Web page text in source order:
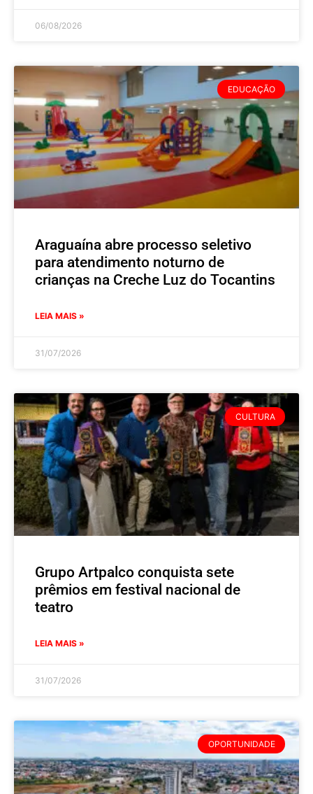
06/08/2026
EDUCAÇÃO
Araguaína abre processo seletivo
para atendimento noturno de
crianças na Creche Luz do Tocantins
LEIA MAIS »
31/07/2026
CULTURA
Grupo Artpalco conquista sete
prêmios em festival nacional de
teatro
LEIA MAIS »
31/07/2026
OPORTUNIDADE